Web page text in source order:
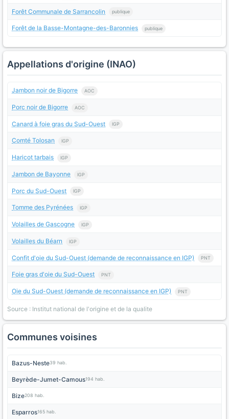
Forêt Communale de Sarrancolin publique
Forêt de la Basse-Montagne-des-Baronnies publique
Appellations d'origine (INAO)
Jambon noir de Bigorre AOC
Porc noir de Bigorre AOC
Canard à foie gras du Sud-Ouest IGP
Comté Tolosan IGP
Haricot tarbais IGP
Jambon de Bayonne IGP
Porc du Sud-Ouest IGP
Tomme des Pyrénées IGP
Volailles de Gascogne IGP
Volailles du Béarn IGP
Confit d'oie du Sud-Ouest (demande de reconnaissance en IGP) PNT
Foie gras d'oie du Sud-Ouest PNT
Oie du Sud-Ouest (demande de reconnaissance en IGP) PNT
Source : Institut national de l'origine et de la qualite
Communes voisines
Bazus-Neste39 hab.
Beyrède-Jumet-Camous194 hab.
Bize208 hab.
Esparros165 hab.